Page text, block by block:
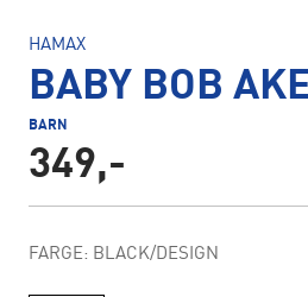
HAMAX
BABY BOB
BARN
349,-
FARGE: BLACK/DESIGN